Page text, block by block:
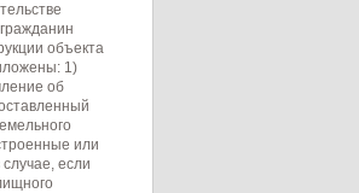
объекта
1)
об
или
если